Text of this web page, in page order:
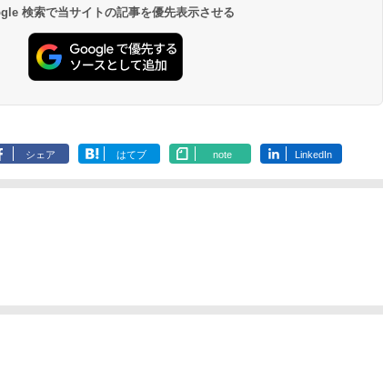
検索で当サイトの記事を優先表示させる
シェア はてブ note LinkedIn